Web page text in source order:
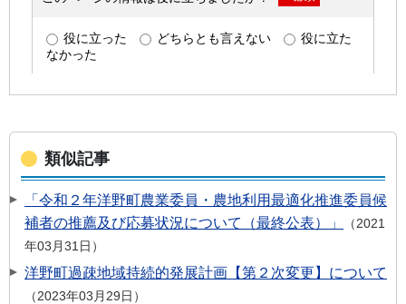
類似記事
「令和２年洋野町農業委員・農地利用最適化推進委員候
補者の推薦及び応募状況について（最終公表）」
2021
年03月31日
洋野町過疎地域持続的発展計画【第２次変更】について
2023年03月29日